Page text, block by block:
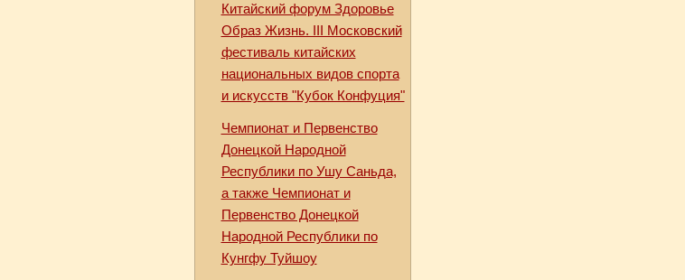
Китайский форум Здоровье
Образ Жизнь. III Московский
фестиваль китайских
национальных видов спорта
и искусств "Кубок Конфуция"
Чемпионат и Первенство
Донецкой Народной
Республики по Ушу Саньда,
а также Чемпионат и
Первенство Донецкой
Народной Республики по
Кунгфу Туйшоу